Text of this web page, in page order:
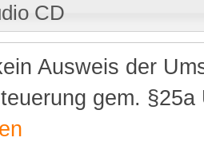
CD
Ausweis der
gem.